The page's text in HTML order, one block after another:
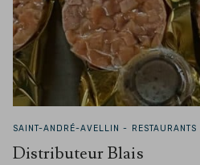
SAINT-ANDRÉ-AVELLIN - RESTAURANTS
Distributeur Blais